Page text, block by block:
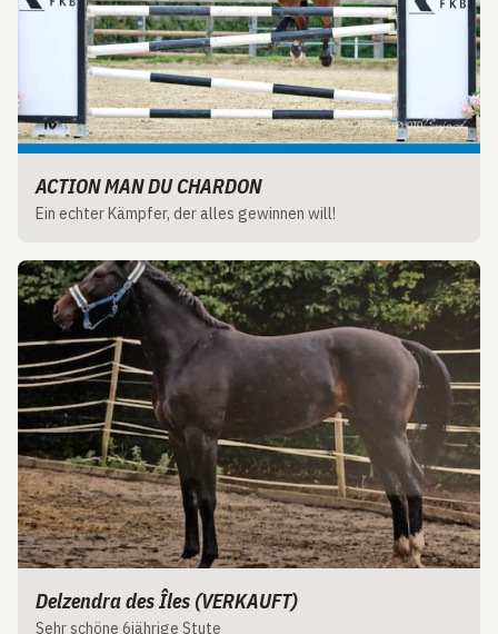
ACTION MAN DU CHARDON
Ein echter Kämpfer, der alles gewinnen will!
Delzendra des Îles (VERKAUFT)
Sehr schöne 6jährige Stute